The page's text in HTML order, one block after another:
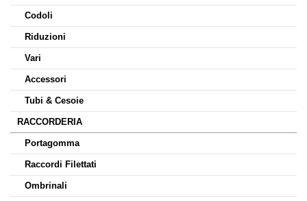
Codoli
Riduzioni
Vari
Accessori
Tubi & Cesoie
RACCORDERIA
Portagomma
Raccordi Filettati
Ombrinali